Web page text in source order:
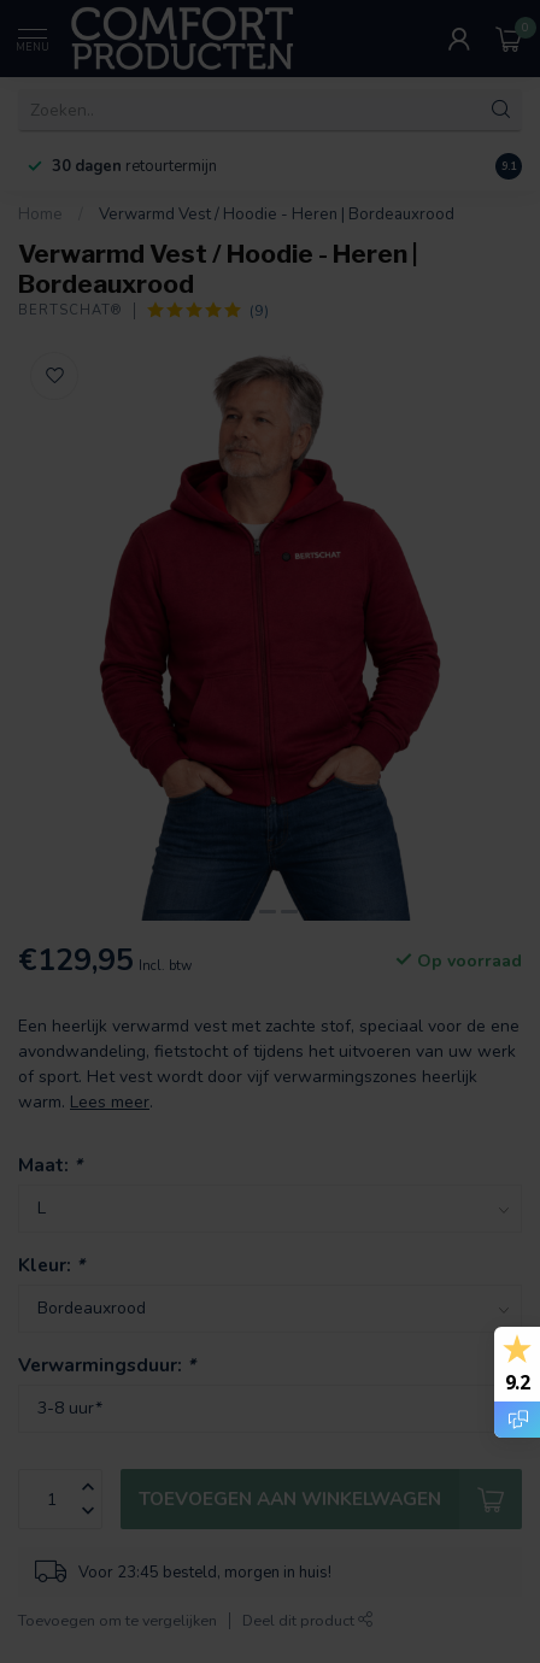
MENU
0
30 dagen retourtermijn 9.1
Home Verwarmd Vest / Hoodie - Heren | Bordeauxrood
Verwarmd Vest / Hoodie - Heren |
Bordeauxrood
BERTSCHAT® (9)
€129,95 Incl. btw Op voorraad
Een heerlijk verwarmd vest met zachte stof, speciaal voor de ene
avondwandeling, fietstocht of tijdens het uitvoeren van uw werk
of sport. Het vest wordt door vijf verwarmingszones heerlijk
warm. Lees meer.
Maat: *
Kleur: *
Verwarmingsduur: *
TOEVOEGEN AAN WINKELWAGEN
Voor 23:45 besteld, morgen in huis!
Toevoegen om te vergelijken Deel dit product
9.2